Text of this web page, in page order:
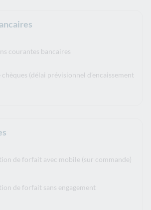
courantes bancaires
(délai prévisionnel d’encaissement
de forfait avec mobile (sur commande)
de forfait sans engagement